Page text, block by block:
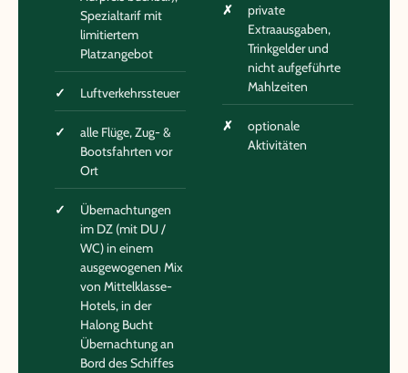
Spezialtarif mit
limitiertem
Platzangebot
Luftverkehrssteuer
alle Flüge, Zug- &
Bootsfahrten vor
Ort
Übernachtungen
im DZ (mit DU /
WC) in einem
ausgewogenen Mix
von Mittelklasse-
Hotels, in der
Halong Bucht
Übernachtung an
Bord des Schiffes
private
Extraausgaben,
Trinkgelder und
nicht aufgeführte
Mahlzeiten
optionale
Aktivitäten